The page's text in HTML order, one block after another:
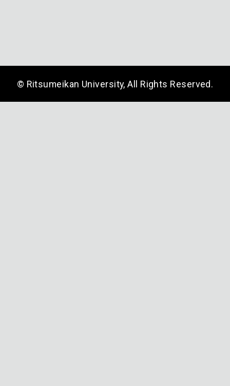
© Ritsumeikan University, All Rights Reserved.